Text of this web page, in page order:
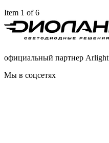
Item 1 of 6
официальный партнер Arlight
Мы в соцсетях